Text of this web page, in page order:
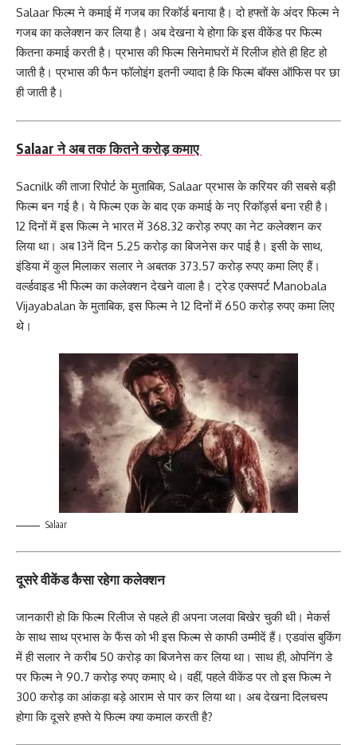
Salaar फिल्म ने कमाई में गजब का रिकॉर्ड बनाया है। दो हफ्तों के अंदर फिल्म ने
गजब का कलेक्शन कर लिया है। अब देखना ये होगा कि इस वीकेंड पर फिल्म
कितना कमाई करती है। प्रभास की फिल्म सिनेमाघरों में रिलीज होते ही हिट हो
जाती है। प्रभास की फैन फॉलोइंग इतनी ज्यादा है कि फिल्म बॉक्स ऑफिस पर छा
ही जाती है।
Salaar ने अब तक कितने करोड़ कमाए
Sacnilk की ताजा रिपोर्ट के मुताबिक, Salaar प्रभास के करियर की सबसे बड़ी
फिल्म बन गई है। ये फिल्म एक के बाद एक कमाई के नए रिकॉर्ड्स बना रही है।
12 दिनों में इस फिल्म ने भारत में 368.32 करोड़ रुपए का नेट कलेक्शन कर
लिया था। अब 13नें दिन 5.25 करोड़ का बिजनेस कर पाई है। इसी के साथ,
इंडिया में कुल मिलाकर सलार ने अबतक 373.57 करोड़ रुपए कमा लिए हैं।
वर्ल्डवाइड भी फिल्म का कलेक्शन देखने वाला है। ट्रेड एक्सपर्ट Manobala
Vijayabalan के मुताबिक, इस फिल्म ने 12 दिनों में 650 करोड़ रुपए कमा लिए
थे।
Salaar
दूसरे वीकेंड कैसा रहेगा कलेक्शन
जानकारी हो कि फिल्म रिलीज से पहले ही अपना जलवा बिखेर चुकी थी। मेकर्स
के साथ साथ प्रभास के फैंस को भी इस फिल्म से काफी उम्मीदें हैं। एडवांस बुकिंग
में ही सलार ने करीब 50 करोड़ का बिजनेस कर लिया था। साथ ही, ओपनिंग डे
पर फिल्म ने 90.7 करोड़ रुपए कमाए थे। वहीं, पहले वीकेंड पर तो इस फिल्म ने
300 करोड़ का आंकड़ा बड़े आराम से पार कर लिया था। अब देखना दिलचस्प
होगा कि दूसरे हफ्ते ये फिल्म क्या कमाल करती है?